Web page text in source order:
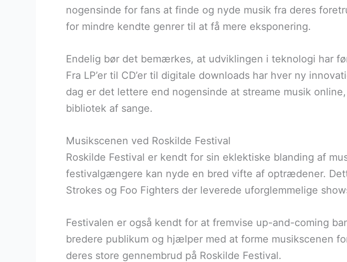
nogensinde for fans at finde og nyde musik fra deres
for mindre kendte genrer til at få mere eksponering.
Endelig bør det bemærkes, at udviklingen i teknologi har
Fra LP’er til CD’er til digitale downloads har hver ny
dag er det lettere end nogensinde at streame musik
bibliotek af sange.
Musikscenen ved Roskilde Festival
Roskilde Festival er kendt for sin eklektiske blanding af
festivalgængere kan nyde en bred vifte af optrædener.
Strokes og Foo Fighters der leverede uforglemmelige
Festivalen er også kendt for at fremvise up-and-coming
bredere publikum og hjælper med at forme musikscenen
deres store gennembrud på Roskilde Festival.